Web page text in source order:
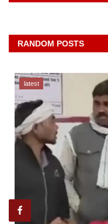
RANDOM POSTS
latest